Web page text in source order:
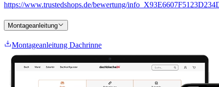
https://www.trustedshops.de/bewertung/
Montageanleitung
Montageanleitung Dachrinne